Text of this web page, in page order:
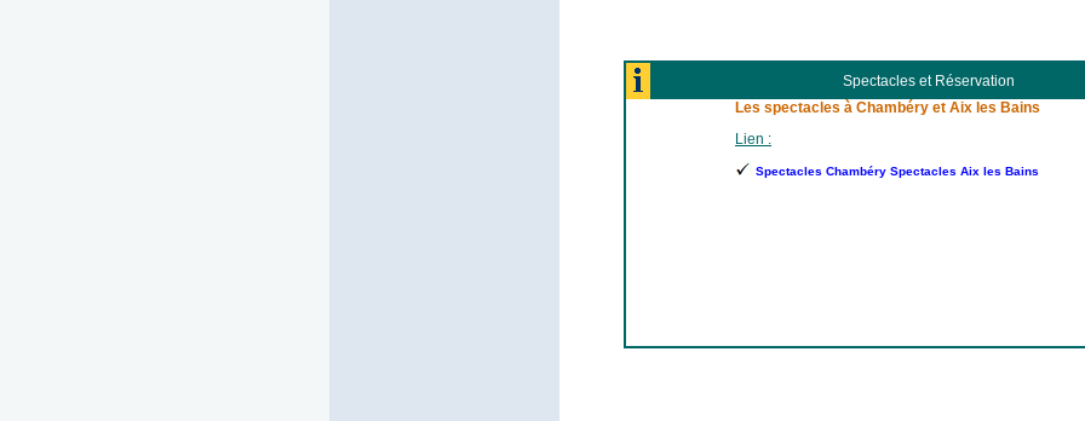
Spectacles et Réservation
Les spectacles à Chambéry et Aix les Bains
Lien :
Spectacles Chambéry Spectacles Aix les Bains